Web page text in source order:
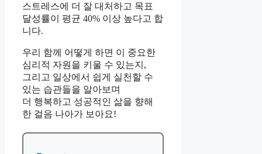
스트레스에 더 잘 대처하고 목표
달성률이 평균 40% 이상 높다고 합
니다.
우리 함께 어떻게 하면 이 중요한
심리적 자원을 키울 수 있는지,
그리고 일상에서 쉽게 실천할 수
있는 습관들을 알아보며
더 행복하고 성공적인 삶을 향해
한 걸음 나아가 보아요!